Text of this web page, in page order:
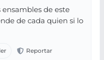
ensambles de este
de cada quien si lo